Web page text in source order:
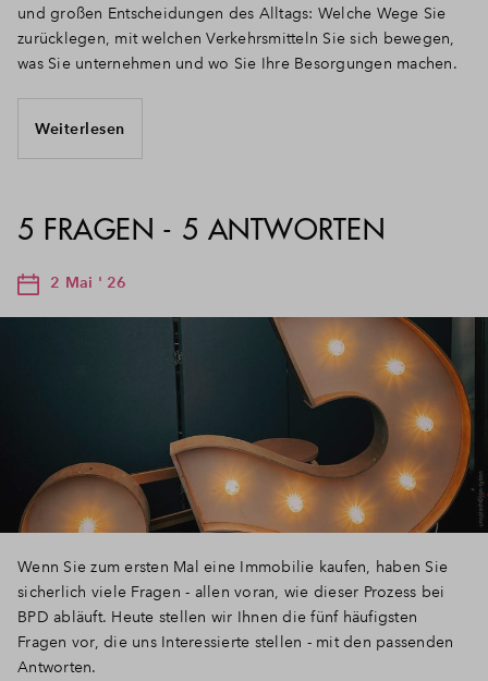
und großen Entscheidungen des Alltags: Welche Wege Sie
zurücklegen, mit welchen Verkehrsmitteln Sie sich bewegen,
was Sie unternehmen und wo Sie Ihre Besorgungen machen.
Weiterlesen
5 FRAGEN - 5 ANTWORTEN
2 Mai ' 26
Wenn Sie zum ersten Mal eine Immobilie kaufen, haben Sie
sicherlich viele Fragen - allen voran, wie dieser Prozess bei
BPD abläuft. Heute stellen wir Ihnen die fünf häufigsten
Fragen vor, die uns Interessierte stellen - mit den passenden
Antworten.